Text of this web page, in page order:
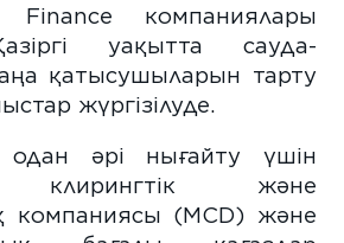
компаниялары
уақытта сауда-
қатысушыларын тарту
жүргізілуде.
одан әрі нығайту үшін
клирингтік және
компаниясы (MCD) және